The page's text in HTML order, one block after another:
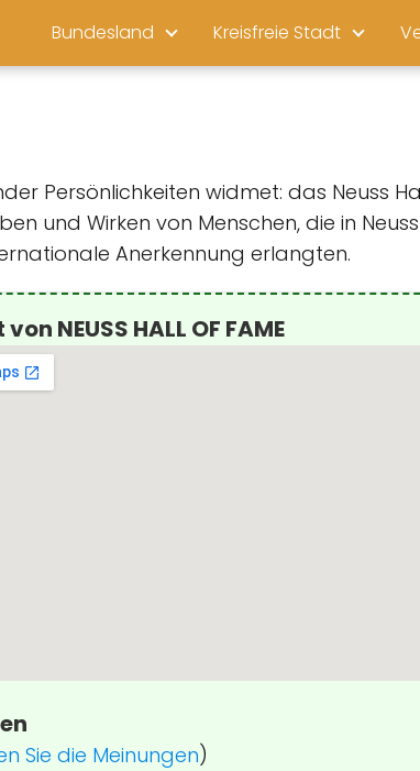
Bundesland Kreisfreie Stadt
Persönlichkeiten widmet: das Neuss
und Wirken von Menschen, die in
Anerkennung erlangten.
NEUSS HALL OF FAME
Sie die Meinungen)